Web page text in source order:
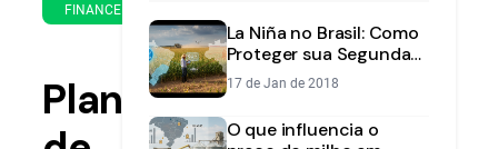
FINANCEIRA
de
2025
leitura
Plantio
La Niña no Brasil: Como
Proteger sua Segunda
Safra de Milho e Reduzir
Riscos
17 de Jan de 2018
O que influencia o